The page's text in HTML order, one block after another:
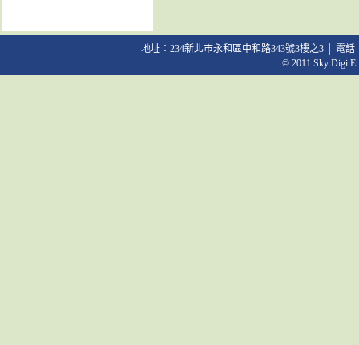
地址：234新北市永和區中和路343號3樓之3 │ 電話
© 2011 Sky Digi